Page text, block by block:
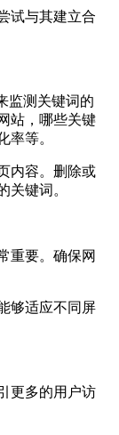
试与其建立合
监测关键词的
站，哪些关键
率等。
内容。删除或
关键词。
重要。确保网
够适应不同屏
更多的用户访